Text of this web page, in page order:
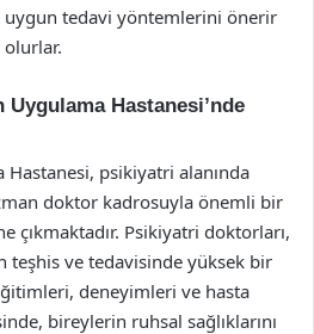
uygun tedavi yöntemlerini önerir
olurlar.
Uygulama Hastanesi’nde
psikiyatri alanında
doktor kadrosuyla önemli bir
çıkmaktadır. Psikiyatri doktorları,
teşhis ve tedavisinde yüksek bir
deneyimleri ve hasta
bireylerin ruhsal sağlıklarını